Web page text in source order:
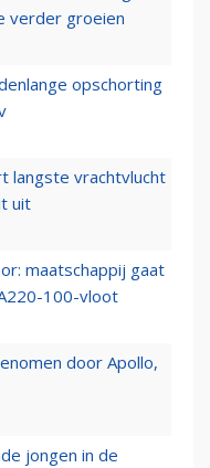
verder groeien
opschorting
langste vrachtvlucht
uit
maatschappij gaat
100-vloot
door Apollo,
jongen in de